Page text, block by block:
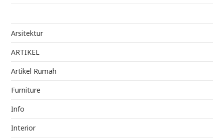
Arsitektur
ARTIKEL
Artikel Rumah
Furniture
Info
Interior